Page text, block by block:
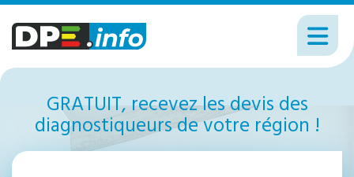
GRATUIT, recevez les devis des
diagnostiqueurs de votre région !